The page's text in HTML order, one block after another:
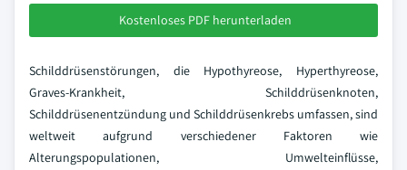
Kostenloses PDF herunterladen
Schilddrüsenstörungen, die Hypothyreose, Hyperthyreose,
Graves-Krankheit, Schilddrüsenknoten,
Schilddrüsenentzündung und Schilddrüsenkrebs umfassen, sind
weltweit aufgrund verschiedener Faktoren wie
Alterungspopulationen, Umwelteinflüsse,